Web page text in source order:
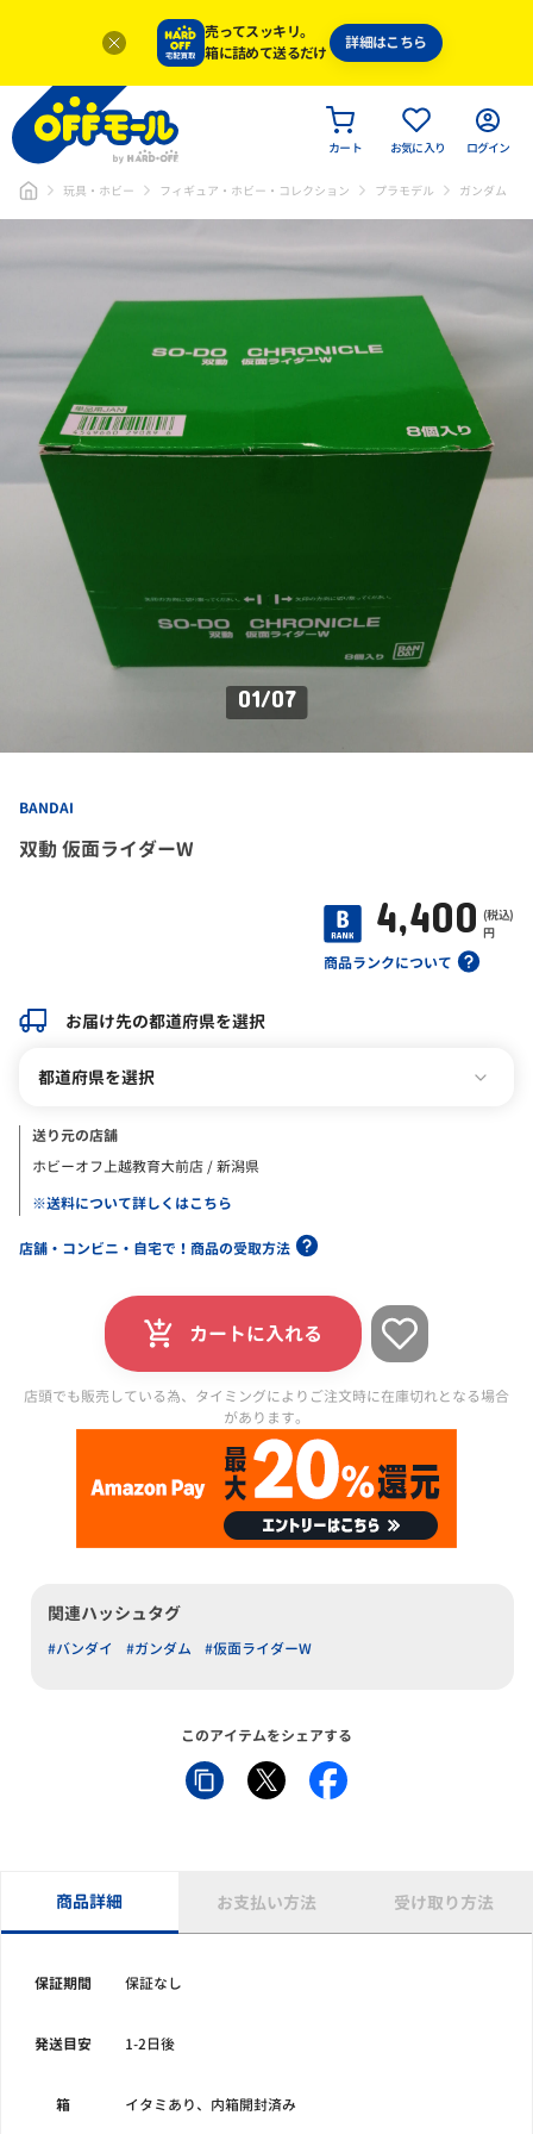
売ってスッキリ。
箱に詰めて送るだけ
詳細はこちら
カート お気に入り ログイン
玩具・ホビー フィギュア・ホビー・コレクション プラモデル ガンダム
01/07
BANDAI
双動 仮面ライダーW
商品ランクについて
4,400 (税込)
円
お届け先の都道府県を選択
都道府県を選択
送り元の店舗
ホビーオフ上越教育大前店 / 新潟県
※送料について詳しくはこちら
店舗・コンビニ・自宅で！商品の受取方法
カートに入れる
店頭でも販売している為、タイミングによりご注文時に在庫切れとなる場合
があります。
関連ハッシュタグ
#バンダイ #ガンダム #仮面ライダーW
このアイテムをシェアする
商品詳細 お支払い方法 受け取り方法
保証期間 保証なし
発送目安 1-2日後
箱 イタミあり、内箱開封済み